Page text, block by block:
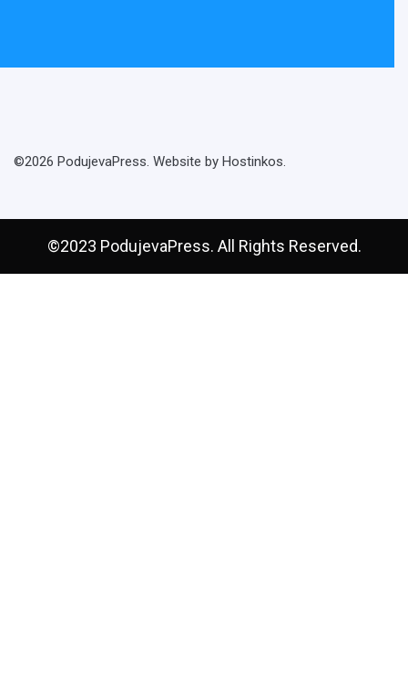
©2026 PodujevaPress. Website by Hostinkos.
©2023 PodujevaPress. All Rights Reserved.